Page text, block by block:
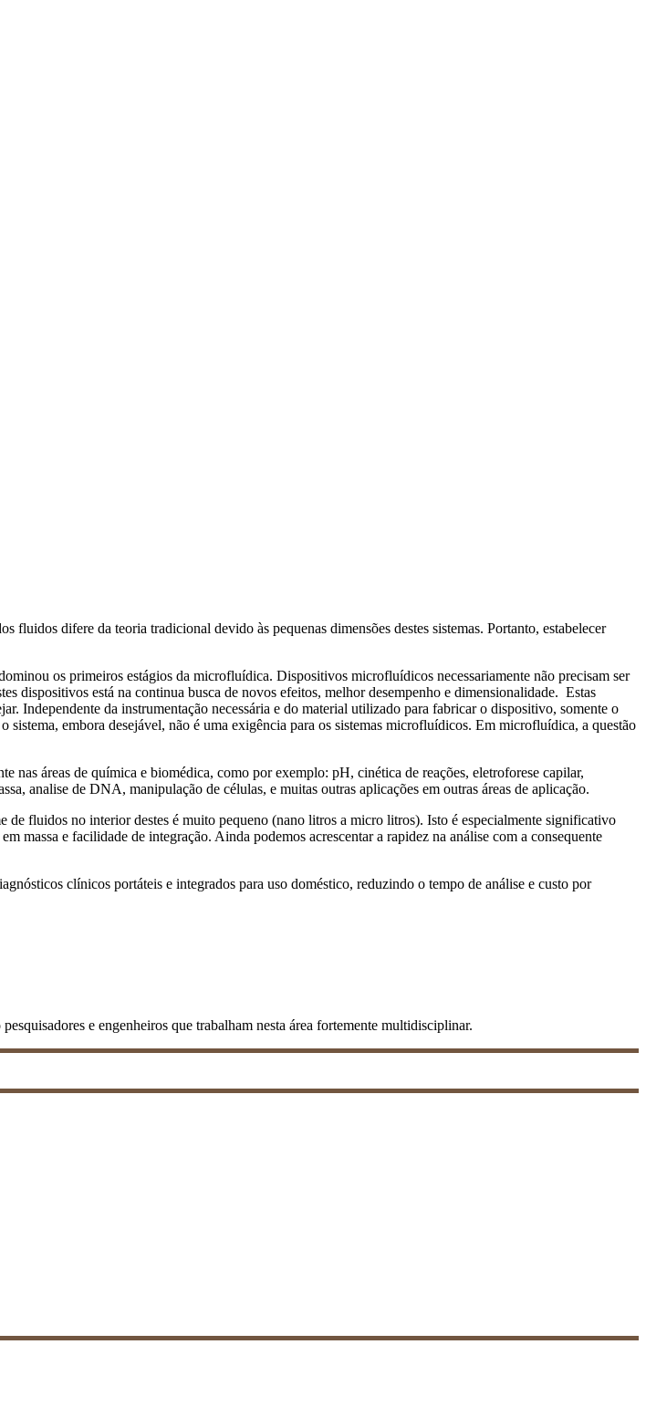
difere da teoria tradicional devido às pequenas dimensões destes sistemas. Portanto, estabelecer
os primeiros estágios da microfluídica. Dispositivos microfluídicos necessariamente não precisam ser
dispositivos está na continua busca de novos efeitos, melhor desempenho e dimensionalidade. Estas
Independente da instrumentação necessária e do material utilizado para fabricar o dispositivo, somente o
embora desejável, não é uma exigência para os sistemas microfluídicos. Em microfluídica, a questão
áreas de química e biomédica, como por exemplo: pH, cinética de reações, eletroforese capilar,
analise de DNA, manipulação de células, e muitas outras aplicações em outras áreas de aplicação.
fluidos no interior destes é muito pequeno (nano litros a micro litros). Isto é especialmente significativo
massa e facilidade de integração. Ainda podemos acrescentar a rapidez na análise com a consequente
clínicos portáteis e integrados para uso doméstico, reduzindo o tempo de análise e custo por
e engenheiros que trabalham nesta área fortemente multidisciplinar.